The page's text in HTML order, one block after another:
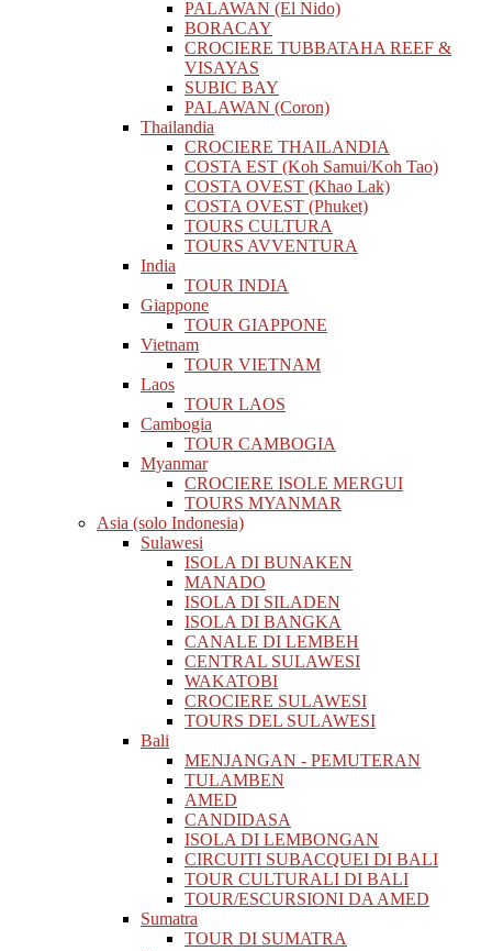
PALAWAN (El Nido)
BORACAY
CROCIERE TUBBATAHA REEF &
VISAYAS
SUBIC BAY
PALAWAN (Coron)
Thailandia
CROCIERE THAILANDIA
COSTA EST (Koh Samui/Koh Tao)
COSTA OVEST (Khao Lak)
COSTA OVEST (Phuket)
TOURS CULTURA
TOURS AVVENTURA
India
TOUR INDIA
Giappone
TOUR GIAPPONE
Vietnam
TOUR VIETNAM
Laos
TOUR LAOS
Cambogia
TOUR CAMBOGIA
Myanmar
CROCIERE ISOLE MERGUI
TOURS MYANMAR
Asia (solo Indonesia)
Sulawesi
ISOLA DI BUNAKEN
MANADO
ISOLA DI SILADEN
ISOLA DI BANGKA
CANALE DI LEMBEH
CENTRAL SULAWESI
WAKATOBI
CROCIERE SULAWESI
TOURS DEL SULAWESI
Bali
MENJANGAN - PEMUTERAN
TULAMBEN
AMED
CANDIDASA
ISOLA DI LEMBONGAN
CIRCUITI SUBACQUEI DI BALI
TOUR CULTURALI DI BALI
TOUR/ESCURSIONI DA AMED
Sumatra
TOUR DI SUMATRA